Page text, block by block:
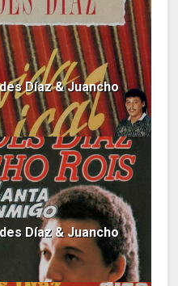
Díaz & Juancho
Díaz & Juancho